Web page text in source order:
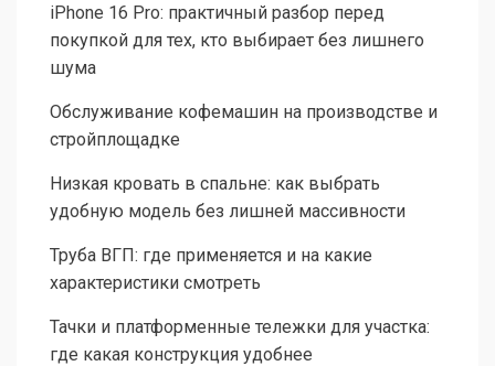
iPhone 16 Pro: практичный разбор перед
покупкой для тех, кто выбирает без лишнего
шума
Обслуживание кофемашин на производстве и
стройплощадке
Низкая кровать в спальне: как выбрать
удобную модель без лишней массивности
Труба ВГП: где применяется и на какие
характеристики смотреть
Тачки и платформенные тележки для участка:
где какая конструкция удобнее